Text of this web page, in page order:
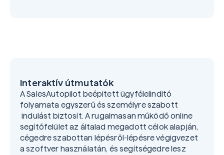
Interaktív útmutatók
A SalesAutopilot beépített ügyfélelindító
folyamata egyszerű és személyre szabott
indulást biztosít. A rugalmasan működő online
segítőfelület az általad megadott célok alapján,
cégedre szabottan lépésről-lépésre végigvezet
a szoftver használatán, és segítségedre lesz